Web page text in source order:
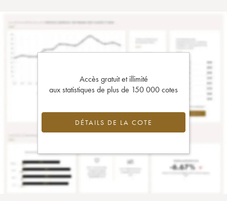
Accès gratuit et illimité
aux statistiques de plus de 150 000 cotes
DÉTAILS DE LA COTE